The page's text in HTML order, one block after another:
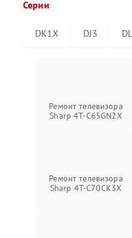
Серии
DK1X DJ3
Ремонт телевизора
Sharp 4T-C65GN2X
Ремонт телевизора
Sharp 4T-C70CK3X